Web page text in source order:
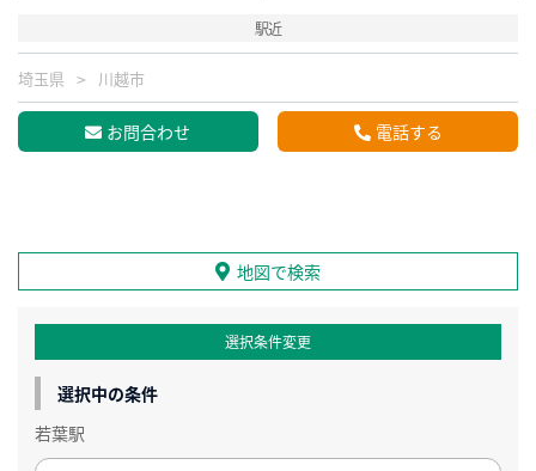
駅近
埼玉県 川越市
お問合わせ 電話する
地図で検索
選択条件変更
選択中の条件
若葉駅